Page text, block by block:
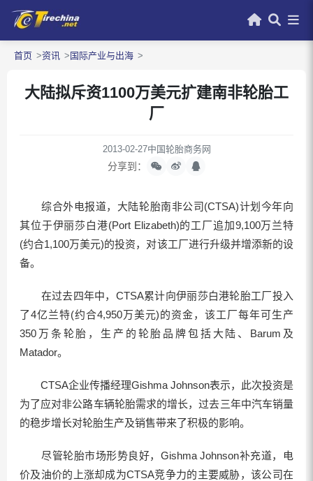
首页 资讯 国际产业与出海
大陆拟斥资1100万美元扩建南非轮胎工
厂
2013-02-27中国轮胎商务网
分享到：
综合外电报道，大陆轮胎南非公司(CTSA)计划今年向
其位于伊丽莎白港(Port Elizabeth)的工厂追加9,100万兰特
(约合1,100万美元)的投资，对该工厂进行升级并增添新的设
备。
在过去四年中，CTSA累计向伊丽莎白港轮胎工厂投入
了4亿兰特(约合4,950万美元)的资金，该工厂每年可生产
350万条轮胎，生产的轮胎品牌包括大陆、Barum及
Matador。
CTSA企业传播经理Gishma Johnson表示，此次投资是
为了应对非公路车辆轮胎需求的增长，过去三年中汽车销量
的稳步增长对轮胎生产及销售带来了积极的影响。
尽管轮胎市场形势良好，Gishma Johnson补充道，电
价及油价的上涨却成为CTSA竞争力的主要威胁，该公司在